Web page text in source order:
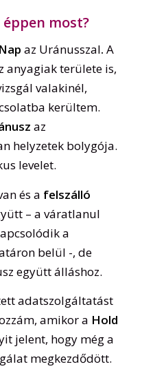
most?
az Uránusszal. A
anyagiak területe is,
valakinél,
kerültem.
az
helyzetek bolygója.
levelet.
és a felszálló
– a váratlanul
a
belül -, de
együtt álláshoz.
adatszolgáltatást
amikor a Hold
jelent, hogy még a
megkezdődött.